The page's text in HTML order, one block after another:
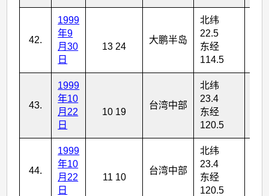
42.
1999
年9
月30
日
13 24
大鹏半岛
北纬
22.5
东经
114.5
43.
1999
年10
月22
日
10 19
台湾中部
北纬
23.4
东经
120.5
44.
1999
年10
月22
日
11 10
台湾中部
北纬
23.4
东经
120.5